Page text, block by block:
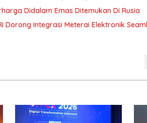
Didalam Emas Ditemukan Di Rusia
Dorong Integrasi Meterai Elektronik